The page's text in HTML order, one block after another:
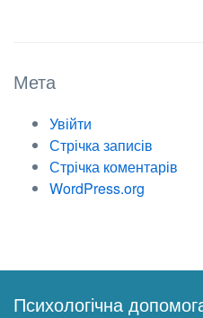
Мета
Увійти
Стрічка записів
Стрічка коментарів
WordPress.org
Психологічна